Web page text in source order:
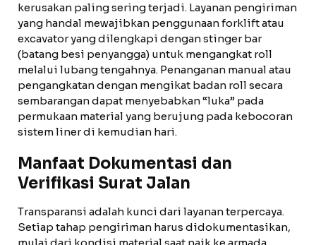
kerusakan paling sering terjadi. Layanan pengiriman
yang handal mewajibkan penggunaan forklift atau
excavator yang dilengkapi dengan stinger bar
(batang besi penyangga) untuk mengangkat roll
melalui lubang tengahnya. Penanganan manual atau
pengangkatan dengan mengikat badan roll secara
sembarangan dapat menyebabkan “luka” pada
permukaan material yang berujung pada kebocoran
sistem liner di kemudian hari.
Manfaat Dokumentasi dan
Verifikasi Surat Jalan
Transparansi adalah kunci dari layanan terpercaya.
Setiap tahap pengiriman harus didokumentasikan,